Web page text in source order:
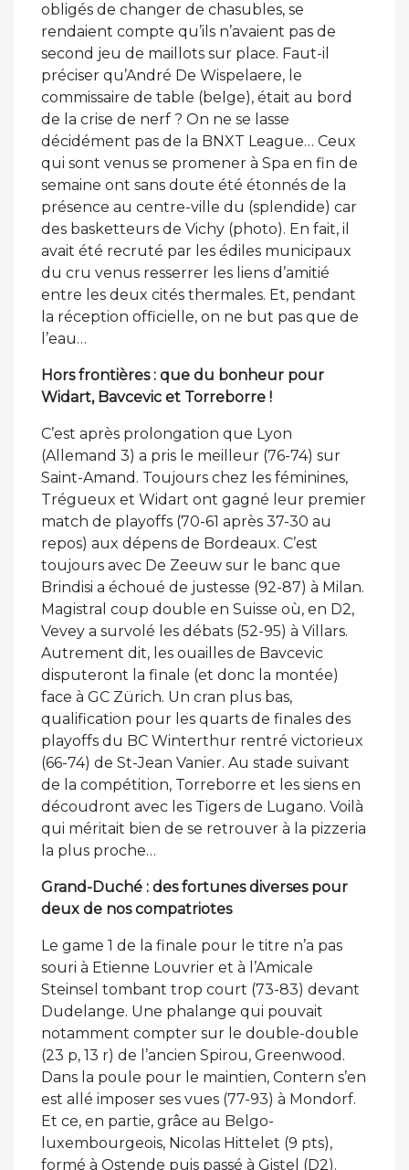
obligés de changer de chasubles, se
rendaient compte qu’ils n’avaient pas de
second jeu de maillots sur place. Faut-il
préciser qu’André De Wispelaere, le
commissaire de table (belge), était au bord
de la crise de nerf ? On ne se lasse
décidément pas de la BNXT League… Ceux
qui sont venus se promener à Spa en fin de
semaine ont sans doute été étonnés de la
présence au centre-ville du (splendide) car
des basketteurs de Vichy (photo). En fait, il
avait été recruté par les édiles municipaux
du cru venus resserrer les liens d’amitié
entre les deux cités thermales. Et, pendant
la réception officielle, on ne but pas que de
l’eau…
Hors frontières : que du bonheur pour
Widart, Bavcevic et Torreborre !
C’est après prolongation que Lyon
(Allemand 3) a pris le meilleur (76-74) sur
Saint-Amand. Toujours chez les féminines,
Trégueux et Widart ont gagné leur premier
match de playoffs (70-61 après 37-30 au
repos) aux dépens de Bordeaux. C’est
toujours avec De Zeeuw sur le banc que
Brindisi a échoué de justesse (92-87) à Milan.
Magistral coup double en Suisse où, en D2,
Vevey a survolé les débats (52-95) à Villars.
Autrement dit, les ouailles de Bavcevic
disputeront la finale (et donc la montée)
face à GC Zürich. Un cran plus bas,
qualification pour les quarts de finales des
playoffs du BC Winterthur rentré victorieux
(66-74) de St-Jean Vanier. Au stade suivant
de la compétition, Torreborre et les siens en
découdront avec les Tigers de Lugano. Voilà
qui méritait bien de se retrouver à la pizzeria
la plus proche…
Grand-Duché : des fortunes diverses pour
deux de nos compatriotes
Le game 1 de la finale pour le titre n’a pas
souri à Etienne Louvrier et à l’Amicale
Steinsel tombant trop court (73-83) devant
Dudelange. Une phalange qui pouvait
notamment compter sur le double-double
(23 p, 13 r) de l’ancien Spirou, Greenwood.
Dans la poule pour le maintien, Contern s’en
est allé imposer ses vues (77-93) à Mondorf.
Et ce, en partie, grâce au Belgo-
luxembourgeois, Nicolas Hittelet (9 pts),
formé à Ostende puis passé à Gistel (D2).